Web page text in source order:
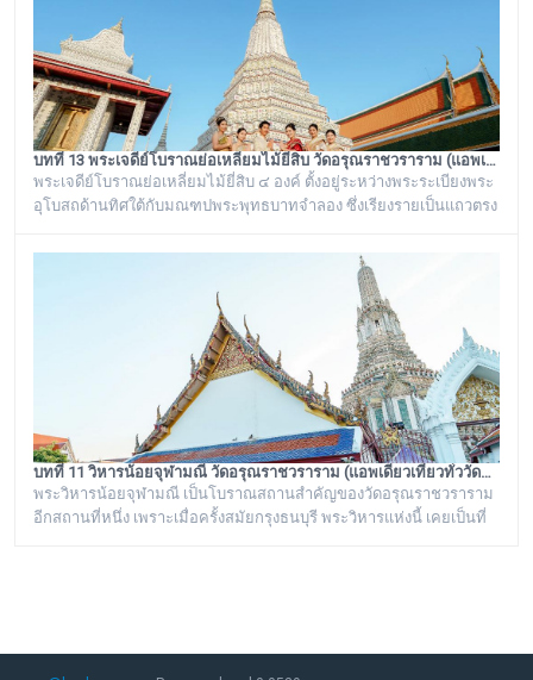
บทที่ 13 พระเจดีย์โบราณย่อเหลี่ยมไม้ยี่สิบ วัดอรุณราชวราราม (แอพเดียวเที่ยวทั่ววัดอรุณ)
พระเจดีย์โบราณย่อเหลี่ยมไม้ยี่สิบ ๔ องค์ ตั้งอยู่ระหว่างพระระเบียงพระ
อุโบสถด้านทิศใต้กับมณฑปพระพุทธบาทจำลอง ซึ่งเรียงรายเป็นแถวตรง
ลักษณะแบบเดียวกัน มีขนาดเท่ากันทั้งหมด คือเป็นพระเจดีย์ก่อด้วยอิฐ
ถือปูนย่อเหลี่ยมไม้ยี่สิบ ประดับด้วยกระเบื้องถ้วยและกระจกสีต่างๆ เป็น
ลวดลายดอกไม้และลายอื่นๆ มีความวิจิตรงดงามเป็นอย่างมาก
บทที่ 11 วิหารน้อยจุฬามณี วัดอรุณราชวราราม (แอพเดียวเที่ยวทั่ววัดอรุณ)
พระวิหารน้อยจุฬามณี เป็นโบราณสถานสำคัญของวัดอรุณราชวราราม
อีกสถานที่หนึ่ง เพราะเมื่อครั้งสมัยกรุงธนบุรี พระวิหารแห่งนี้ เคยเป็นที่